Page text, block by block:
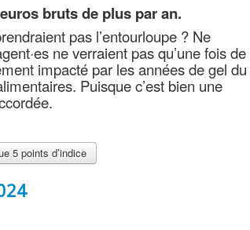
bruts de plus par an.
pas l’entourloupe ? Ne
ne verraient pas qu’une fois de
impacté par les années de gel du
Puisque c’est bien une
5 points d’indice